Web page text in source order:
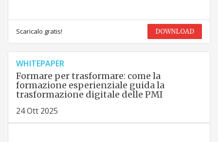
Scaricalo gratis! DOWNLOAD
WHITEPAPER
Formare per trasformare: come la
formazione esperienziale guida la
trasformazione digitale delle PMI
24 Ott 2025